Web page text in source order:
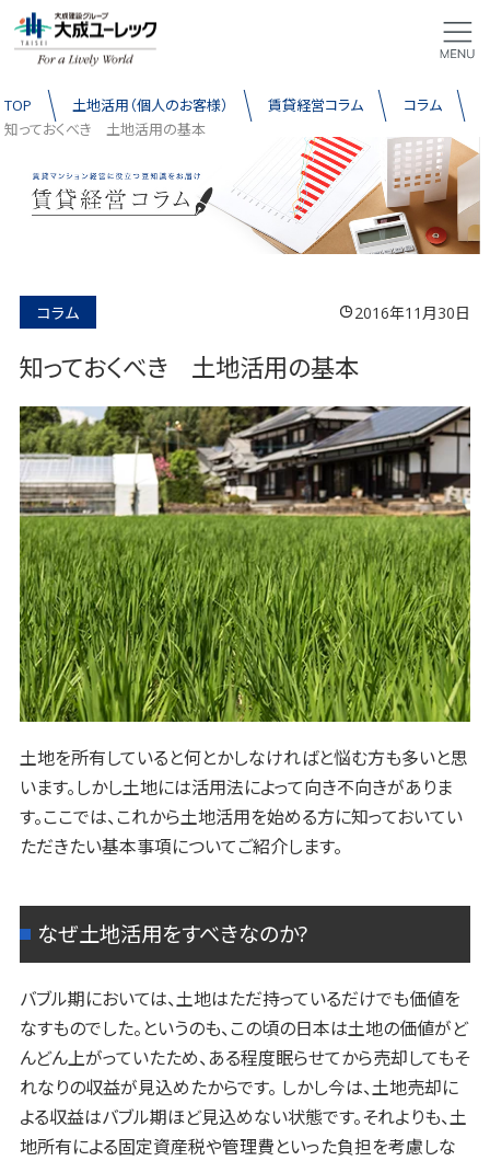
TOP 土地活用（個人のお客様） 賃貸経営コラム
コラム
知っておくべき 土地活用の基本
コラム 2016年11月30日
知っておくべき 土地活用の基本
土地を所有していると何とかしなければと悩む方も多いと思
います。しかし土地には活用法によって向き不向きがありま
す。ここでは、これから土地活用を始める方に知っておいてい
ただきたい基本事項についてご紹介します。
なぜ土地活用をすべきなのか?
バブル期においては、土地はただ持っているだけでも価値を
なすものでした。というのも、この頃の日本は土地の価値がど
んどん上がっていたため、ある程度眠らせてから売却してもそ
れなりの収益が見込めたからです。 しかし今は、土地売却に
よる収益はバブル期ほど見込めない状態です。それよりも、土
地所有による固定資産税や管理費といった負担を考慮しな